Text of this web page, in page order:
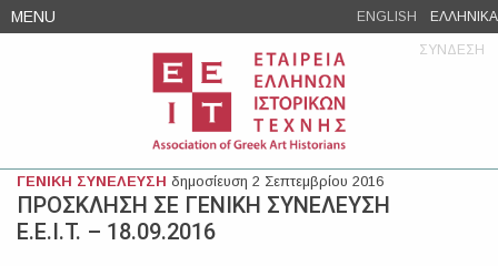
Skip
to
MENU ENGLISH ΕΛΛΗΝΙΚΑ
ΣΥΝΔΕΣΗ
ΓΕΝΙΚΗ ΣΥΝΕΛΕΥΣΗ δημοσίευση 2 Σεπτεμβρίου 2016
ΠΡΟΣΚΛΗΣΗ ΣΕ ΓΕΝΙΚΗ ΣΥΝΕΛΕΥΣΗ
Ε.Ε.Ι.Τ. – 18.09.2016